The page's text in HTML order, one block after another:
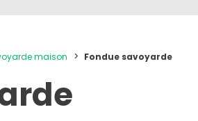
maison Fondue savoyarde